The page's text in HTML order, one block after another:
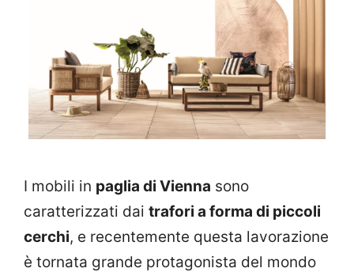
I mobili in paglia di Vienna sono
caratterizzati dai trafori a forma di piccoli
cerchi, e recentemente questa lavorazione
è tornata grande protagonista del mondo